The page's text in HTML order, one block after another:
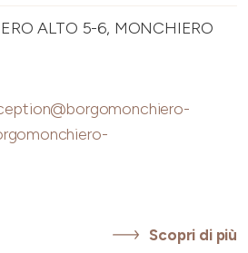
ALTO 5-6, MONCHIERO
Scopri di più